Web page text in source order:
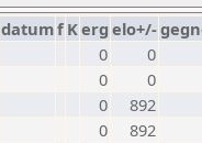
datumf Kerg elo+/-
0
0
0
0
0
892
0
892